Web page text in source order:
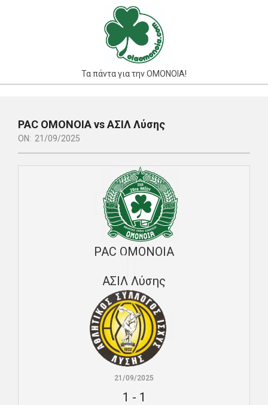
Τα πάντα για την ΟΜΟΝΟΙΑ!
Navigation
Menu
PAC ΟΜΟΝΟΙΑ vs ΑΣΙΛ Λύσης
ON: 21/09/2025
PAC ΟΜΟΝΟΙΑ
ΑΣΙΛ Λύσης
21/09/2025
1 - 1